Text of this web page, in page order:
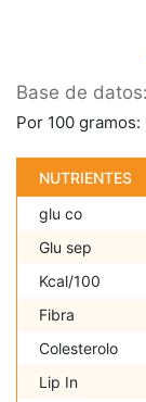
Base de
Por 100 gramos:
NUTRIENTES
glu co
Glu sep
Kcal/100
Fibra
Colesterolo
Lip In